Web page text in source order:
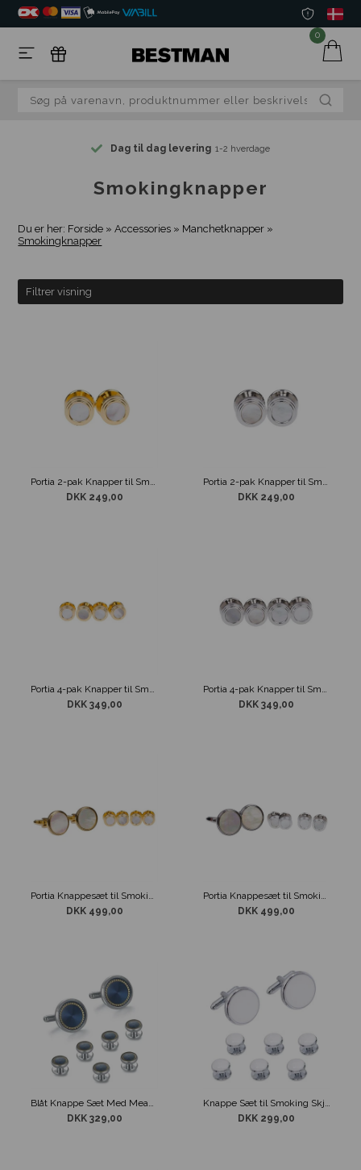
0
Dag til dag levering 1-2 hverdage
Smokingknapper
Du er her: Forside »Accessories » Manchetknapper »
Smokingknapper
Filtrer visning
Portia 2-pak Knapper til Smoking Skjorte Guldtone m. Perlemor
DKK 249,00
Portia 2-pak Knapper til Smoking Skjorte Sølvtone m. Perlemor
DKK 249,00
DKK 349,00
DKK 349,00
Portia Knappesæt til Smoking Skjorte Guldtone m. Perlemor
DKK 499,00
Portia Knappesæt til Smoking Skjorte Sølvtone m. Perlemor
DKK 499,00
Blåt Knappe Sæt Med Meander Mønster Til Smoking Skjorte
DKK 329,00
Knappe Sæt til Smoking Skjorte Hvid & Sølv
DKK 299,00